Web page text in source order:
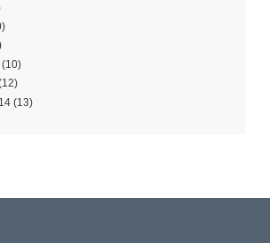
(10)
(13)